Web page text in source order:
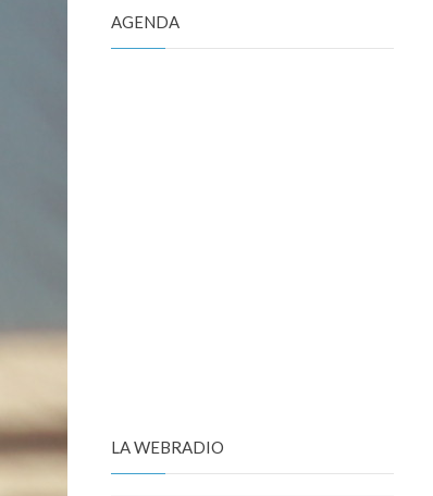
AGENDA
LA WEBRADIO